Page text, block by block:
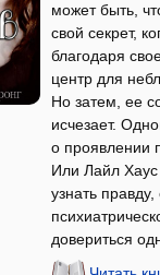
может быть,
свой секрет,
благодаря
центр для
Но затем, ее
исчезает.
о проявлении
Или Лайл
узнать
довериться